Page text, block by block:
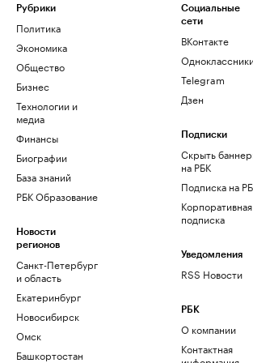
Рубрики
Политика
Экономика
Общество
Бизнес
Технологии и
медиа
Финансы
Биографии
База знаний
РБК Образование
Новости
регионов
Санкт-Петербург
и область
Екатеринбург
Новосибирск
Омск
Башкортостан
Социальные
сети
ВКонтакте
Telegram
Дзен
Подписки
Скрыть
на РБК
Подписка на
Корпоративная
подписка
Уведомления
RSS Новости
РБК
О компании
Контактная